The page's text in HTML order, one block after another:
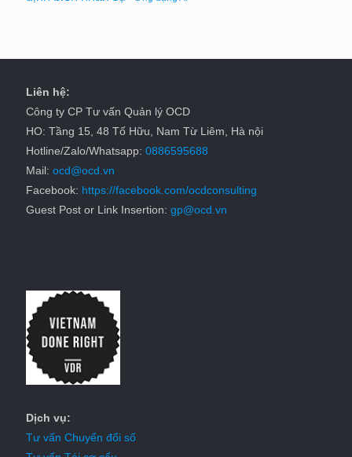
Liên hệ:
Công ty CP Tư vấn Quản lý OCD
HO: Tầng 15, 48 Tố Hữu, Nam Từ Liêm, Hà nội
Hotline/Zalo/Whatsapp: 0886595688
Mail: ocd@ocd.vn
Facebook: https://facebook.com/ocdconsulting
Guest Post or Link Insertion: gp@ocd.vn
Dịch vụ:
Tư vấn Chuyển đổi số